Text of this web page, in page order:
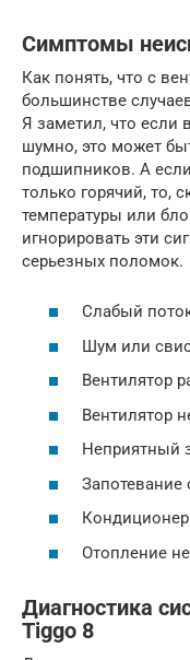
Симптомы
Как понять, что с
большинстве
Я заметил, что если
шумно, это может
подшипников. А
только горячий, то,
температуры или
игнорировать эти
серьезных поломок.
Слабый
Шум или
Вентилятор
Вентилятор
Неприятный
Запотевание
Отопление
Диагностика
Tiggo 8